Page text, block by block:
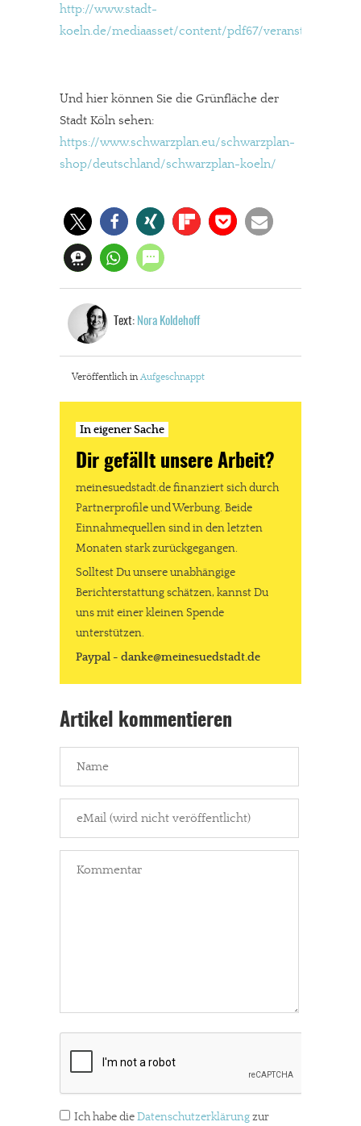
http://www.stadt-
koeln.de/mediaasset/content/pdf67/
Und hier können Sie die Grünfläche der
Stadt Köln sehen:
https://www.schwarzplan.eu/schwarzplan-
shop/deutschland/schwarzplan-koeln/
Text: Nora Koldehoff
Veröffentlich inAufgeschnappt
In eigener Sache
Dir gefällt unsere Arbeit?
meinesuedstadt.de finanziert sich durch
Partnerprofile und Werbung. Beide
Einnahmequellen sind in den letzten
Monaten stark zurückgegangen.
Solltest Du unsere unabhängige
Berichterstattung schätzen, kannst Du
uns mit einer kleinen Spende
unterstützen.
Paypal - danke@meinesuedstadt.de
Artikel kommentieren
Ich habe dieDatenschutzerklärungzur